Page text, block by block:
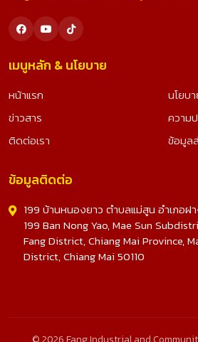
เมนูหลัก & นโยบาย
หน้าแรก
ข่าวสาร
ติดต่อเรา
นโยบ
ความ
ข้อมูล
ข้อมูลติดต่อ
199 บ้านหนองยาว ตำบลแม่สูน อำเภอฝ
199 Ban Nong Yao, Mae Sun
Fang District, Chiang Mai Province,
District, Chiang Mai 50110